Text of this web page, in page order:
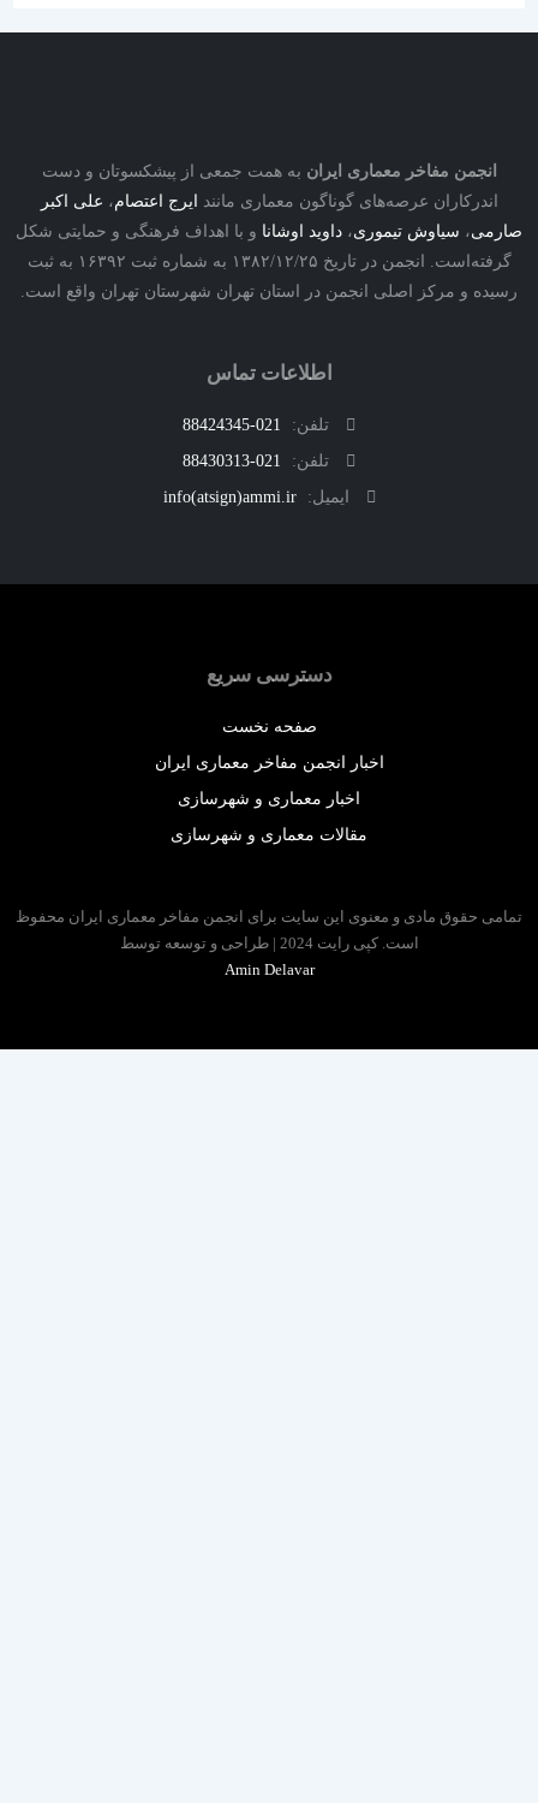
مفاخر معماری ایرانبه همت جمعی از پیشکسوتان و دست
عرصه‌های گوناگون معماری مانندایرج اعتصام،علی اکبر
،سیاوش تیموری،داوید اوشاناو با اهداف فرهنگی و حمایتی شکل
گرفته‌است. انجمن در تاریخ ۱۳۸۲/۱۲/۲۵ به شماره ثبت ۱۶۳۹۲ به ثبت
و مرکز اصلی انجمن در استان تهران شهرستان تهران واقع است.
اطلاعات تماس
تلفن:
021-88424345
تلفن:
021-88430313
ایمیل:
info(atsign)ammi.ir
دسترسی سریع
صفحه نخست
اخبار انجمن مفاخر معماری ایران
اخبار معماری و شهرسازی
مقالات معماری و شهرسازی
حقوق مادی و معنوی این سایت برای انجمن مفاخر معماری ایران محفوظ
است. کپی رایت 2024 | طراحی و توسعه توسط
Amin Delavar